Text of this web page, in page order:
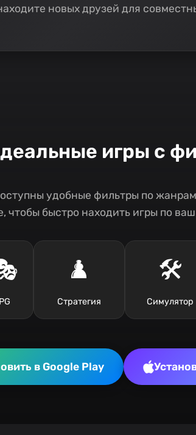
новых друзей для
игры с
удобные фильтры по
чтобы быстро находить игры по
♟️
Стратегия
🛠️
Симулятор
в Google Play